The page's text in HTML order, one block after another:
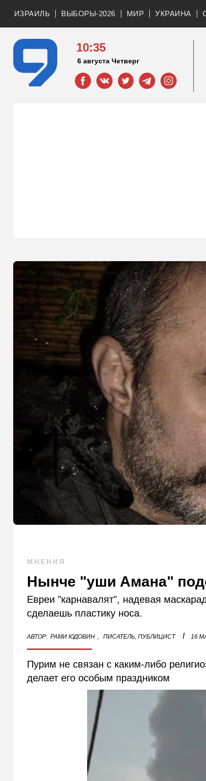
ИЗРАИЛЬ ВЫБОРЫ-2026 МИР УКРАИНА
10:35
6 августа Четверг
МНЕНИЯ
Нынче "уши Амана"
Евреи "карнавалят", надевая
сделаешь пластику носа.
АВТОР: РАМИ ЮДОВИН , ПИСАТЕЛЬ, ПУБЛИЦИСТ I 16
Пурим не связан с каким-либо
делает его особым праздником